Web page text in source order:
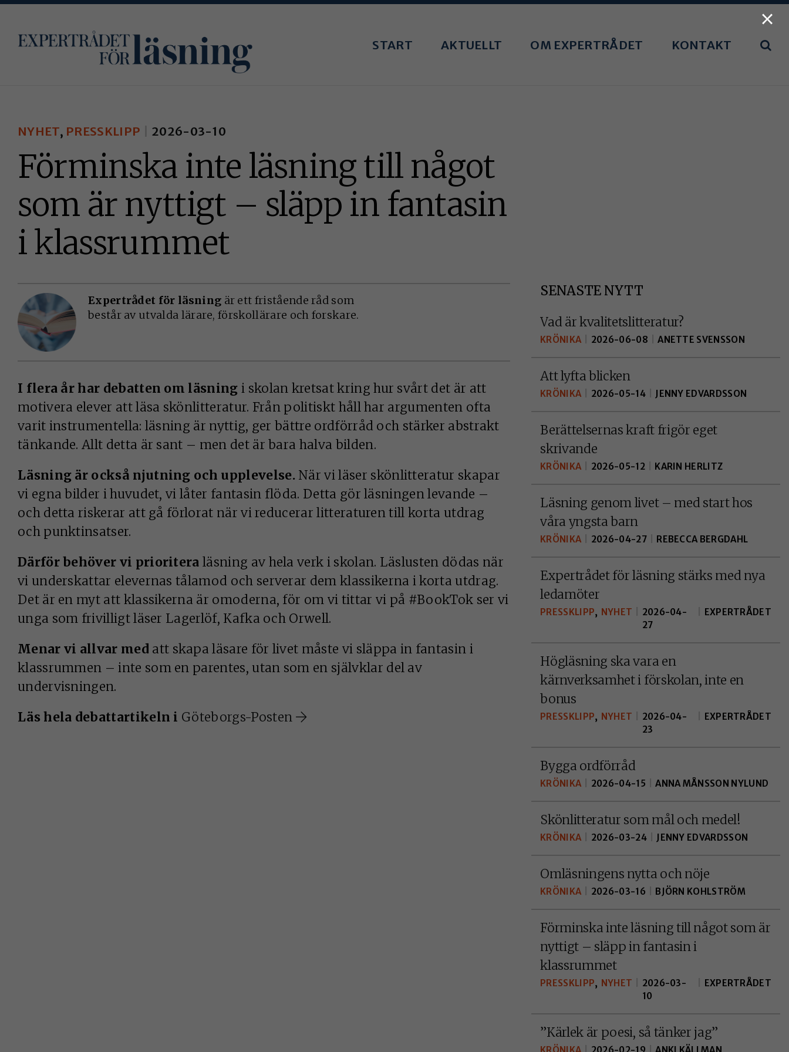
innehållet
START AKTUELLT OM EXPERTRÅDET KONTAKT
NYHET, PRESSKLIPP 2026-03-10
Förminska inte läsning till något
som är nyttigt – släpp in fantasin
i klassrummet
Expertrådet för läsning är ett fristående råd som
består av utvalda lärare, förskollärare och forskare.
I flera år har debatten om läsning i skolan kretsat kring hur svårt det är att
motivera elever att läsa skönlitteratur. Från politiskt håll har argumenten ofta
varit instrumentella: läsning är nyttig, ger bättre ordförråd och stärker abstrakt
tänkande. Allt detta är sant – men det är bara halva bilden.
Läsning är också njutning och upplevelse. När vi läser skönlitteratur skapar
vi egna bilder i huvudet, vi låter fantasin flöda. Detta gör läsningen levande –
och detta riskerar att gå förlorat när vi reducerar litteraturen till korta utdrag
och punktinsatser.
Därför behöver vi prioritera läsning av hela verk i skolan. Läslusten dödas när
vi underskattar elevernas tålamod och serverar dem klassikerna i korta utdrag.
Det är en myt att klassikerna är omoderna, för om vi tittar vi på #BookTok ser vi
unga som frivilligt läser Lagerlöf, Kafka och Orwell.
Menar vi allvar med att skapa läsare för livet måste vi släppa in fantasin i
klassrummen – inte som en parentes, utan som en självklar del av
undervisningen.
Läs hela debattartikeln i Göteborgs-Posten
SENASTE NYTT
Vad är kvalitetslitteratur?
ANETTE SVENSSON
2026-06-08
KRÖNIKA
Att lyfta blicken
JENNY EDVARDSSON
2026-05-14
KRÖNIKA
Berättelsernas kraft frigör eget
skrivande
KARIN HERLITZ
2026-05-12
KRÖNIKA
Läsning genom livet – med start hos
våra yngsta barn
REBECCA BERGDAHL
2026-04-27
KRÖNIKA
Expertrådet för läsning stärks med nya
ledamöter
EXPERTRÅDET
2026-04-
27
NYHET
,
PRESSKLIPP
Högläsning ska vara en
kärnverksamhet i förskolan, inte en
bonus
EXPERTRÅDET
2026-04-
23
NYHET
,
PRESSKLIPP
Bygga ordförråd
ANNA MÅNSSON NYLUND
2026-04-15
KRÖNIKA
Skönlitteratur som mål och medel!
JENNY EDVARDSSON
2026-03-24
KRÖNIKA
Omläsningens nytta och nöje
BJÖRN KOHLSTRÖM
2026-03-16
KRÖNIKA
Förminska inte läsning till något som är
nyttigt – släpp in fantasin i
klassrummet
EXPERTRÅDET
2026-03-
10
NYHET
,
PRESSKLIPP
”Kärlek är poesi, så tänker jag”
ANKI KÄLLMAN
2026-02-19
KRÖNIKA
×